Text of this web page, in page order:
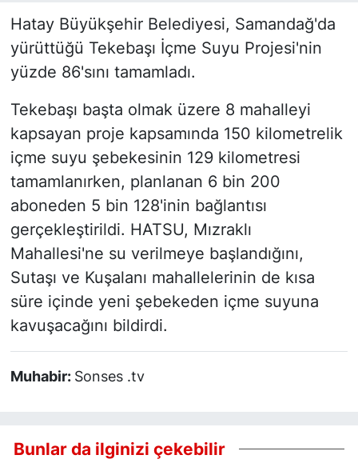
Hatay Büyükşehir Belediyesi, Samandağ'da
yürüttüğü Tekebaşı İçme Suyu Projesi'nin
yüzde 86'sını tamamladı.
Tekebaşı başta olmak üzere 8 mahalleyi
kapsayan proje kapsamında 150 kilometrelik
içme suyu şebekesinin 129 kilometresi
tamamlanırken, planlanan 6 bin 200
aboneden 5 bin 128'inin bağlantısı
gerçekleştirildi. HATSU, Mızraklı
Mahallesi'ne su verilmeye başlandığını,
Sutaşı ve Kuşalanı mahallelerinin de kısa
süre içinde yeni şebekeden içme suyuna
kavuşacağını bildirdi.
Muhabir: Sonses .tv
Bunlar da ilginizi çekebilir